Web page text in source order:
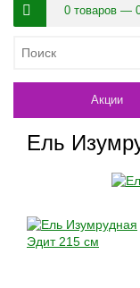
0 товаров —
Акции
Ель